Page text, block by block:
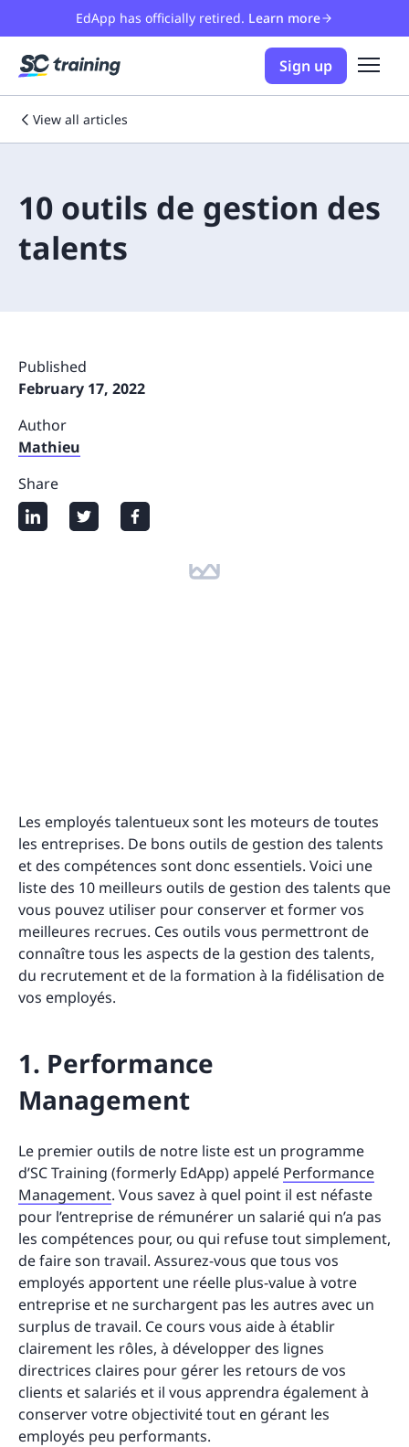
EdApp has officially retired. Learn more
Sign up
View all articles
10 outils de gestion des
talents
Published
February 17, 2022
Author
Mathieu
Share
Les employés talentueux sont les moteurs de toutes
les entreprises. De bons outils de gestion des talents
et des compétences sont donc essentiels. Voici une
liste des 10 meilleurs outils de gestion des talents que
vous pouvez utiliser pour conserver et former vos
meilleures recrues. Ces outils vous permettront de
connaître tous les aspects de la gestion des talents,
du recrutement et de la formation à la fidélisation de
vos employés.
1. Performance
Management
Le premier outils de notre liste est un programme
d’SC Training (formerly EdApp) appelé Performance
Management. Vous savez à quel point il est néfaste
pour l’entreprise de rémunérer un salarié qui n’a pas
les compétences pour, ou qui refuse tout simplement,
de faire son travail. Assurez-vous que tous vos
employés apportent une réelle plus-value à votre
entreprise et ne surchargent pas les autres avec un
surplus de travail. Ce cours vous aide à établir
clairement les rôles, à développer des lignes
directrices claires pour gérer les retours de vos
clients et salariés et il vous apprendra également à
conserver votre objectivité tout en gérant les
employés peu performants.